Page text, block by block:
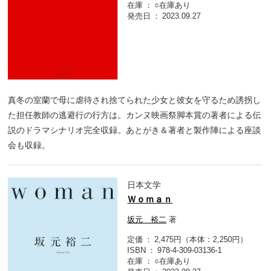
在庫
○在庫あり
発売日
2023.09.27
真冬の室蘭で母に虐待され捨てられた少女と彼女を守るため誘拐し
た担任教師の逃避行の行方は。カンヌ映画祭脚本賞の著者による伝
説のドラマシナリオ完全収録。あとがき＆著者と製作陣による座談
会も収録。
日本文学
Ｗｏｍａｎ
坂元 裕二 著
定価
2,475円（本体：2,250円）
ISBN
978-4-309-03136-1
在庫
○在庫あり